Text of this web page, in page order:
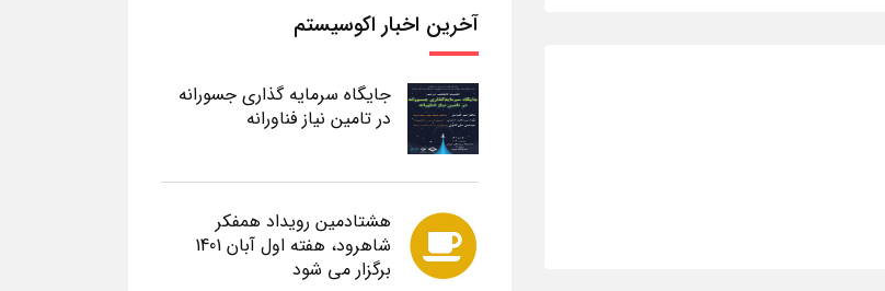
آخرین اخبار اکوسیستم
جایگاه سرمایه گذاری جسورانه
در تامین نیاز فناورانه
هشتادمین رویداد همفکر
شاهرود، هفته اول آبان 1401
برگزار می شود